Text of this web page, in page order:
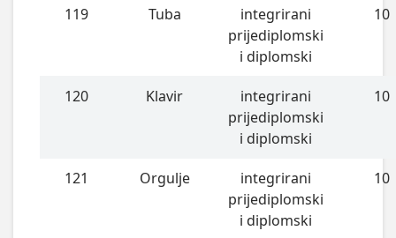
119 Tuba
integrirani
prijediplomski
i diplomski
10
120 Klavir
integrirani
prijediplomski
i diplomski
10
121 Orgulje
integrirani
prijediplomski
i diplomski
10